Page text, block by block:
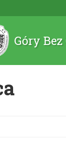
Góry